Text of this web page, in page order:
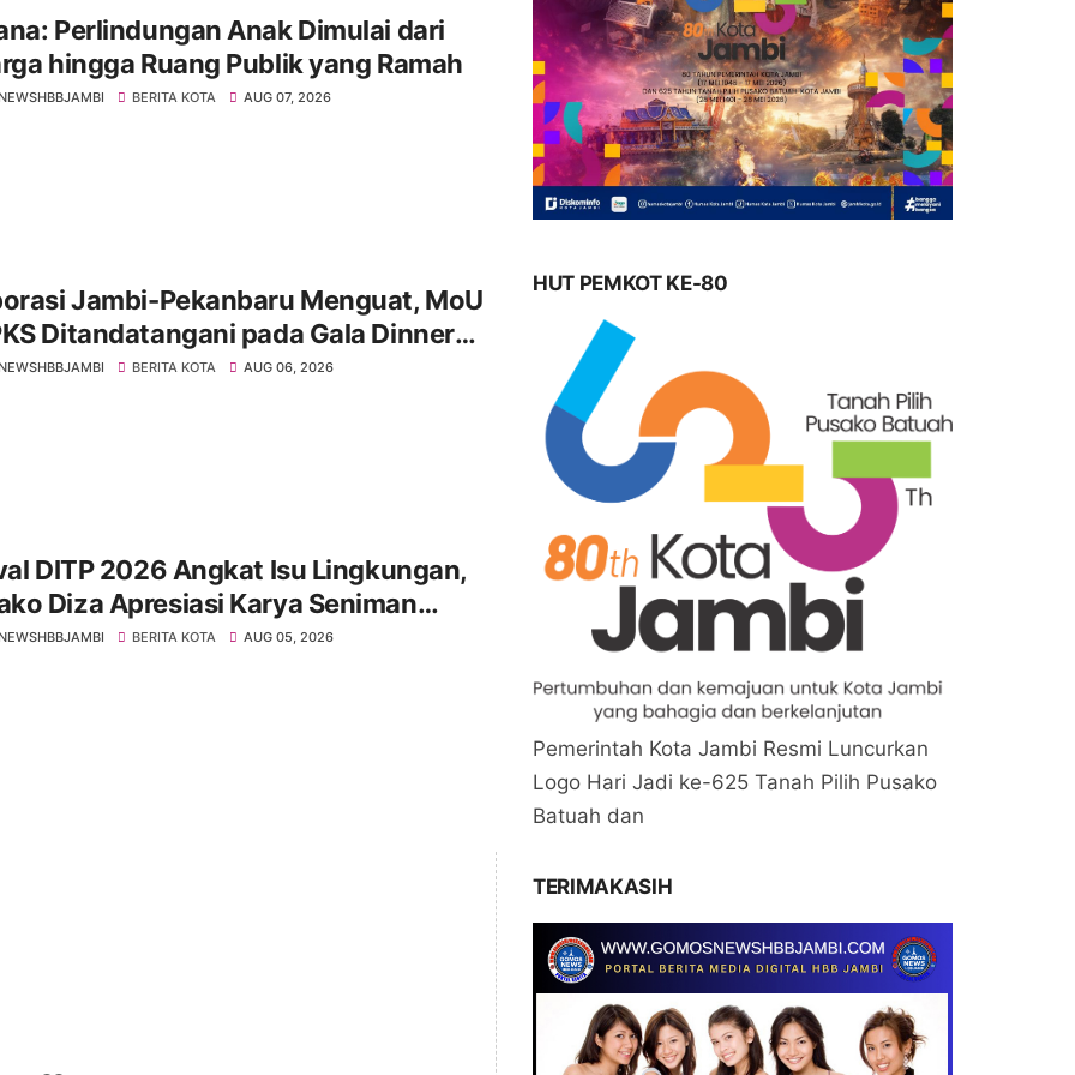
Perlindungan Anak Dimulai dari
hingga Ruang Publik yang Ramah
BERITA KOTA AUG 07, 2026
Jambi-Pekanbaru Menguat, MoU
Ditandatangani pada Gala Dinner
IMT-GT ke-9 Tahun 2026
BERITA KOTA AUG 06, 2026
DITP 2026 Angkat Isu Lingkungan,
Diza Apresiasi Karya Seniman
BERITA KOTA AUG 05, 2026
HUT PEMKOT KE-80
Pemerintah Kota Jambi Resmi Luncurkan
Logo Hari Jadi ke-625 Tanah Pilih Pusako
Batuah dan
TERIMAKASIH